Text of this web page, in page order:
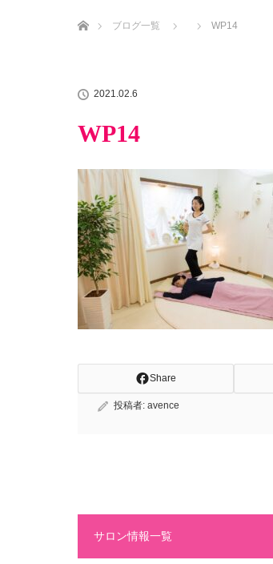
ブログ一覧
WP14
2021.02.6
WP14
Share
投稿者: avence
サロン情報一覧